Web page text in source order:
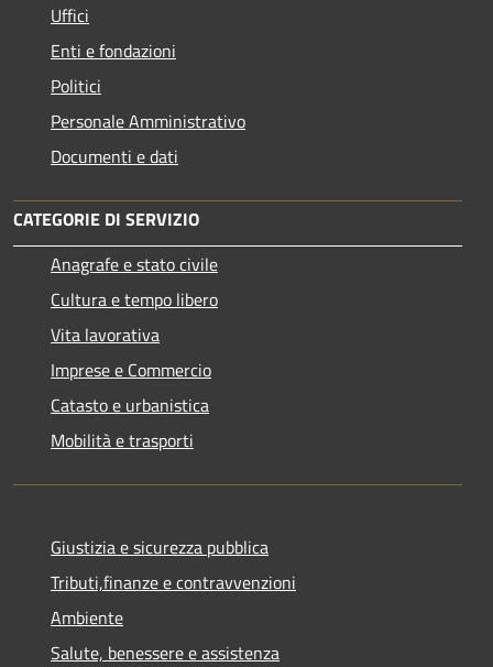
Uffici
Enti e fondazioni
Politici
Personale Amministrativo
Documenti e dati
CATEGORIE DI SERVIZIO
Anagrafe e stato civile
Cultura e tempo libero
Vita lavorativa
Imprese e Commercio
Catasto e urbanistica
Mobilità e trasporti
Giustizia e sicurezza pubblica
Tributi,finanze e contravvenzioni
Ambiente
Salute, benessere e assistenza